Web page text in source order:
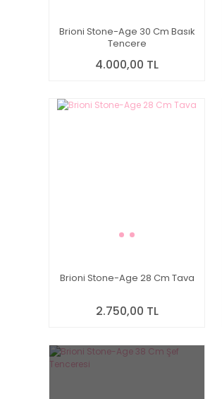
Brioni Stone-Age 30 Cm Basık
Tencere
4.000,00 TL
Brioni Stone-Age 28 Cm Tava
2.750,00 TL